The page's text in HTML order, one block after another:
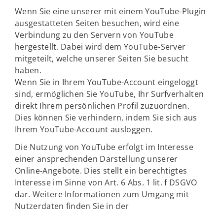
Wenn Sie eine unserer mit einem YouTube-Plugin
ausgestatteten Seiten besuchen, wird eine
Verbindung zu den Servern von YouTube
hergestellt. Dabei wird dem YouTube-Server
mitgeteilt, welche unserer Seiten Sie besucht
haben.
Wenn Sie in Ihrem YouTube-Account eingeloggt
sind, ermöglichen Sie YouTube, Ihr Surfverhalten
direkt Ihrem persönlichen Profil zuzuordnen.
Dies können Sie verhindern, indem Sie sich aus
Ihrem YouTube-Account ausloggen.
Die Nutzung von YouTube erfolgt im Interesse
einer ansprechenden Darstellung unserer
Online-Angebote. Dies stellt ein berechtigtes
Interesse im Sinne von Art. 6 Abs. 1 lit. f DSGVO
dar. Weitere Informationen zum Umgang mit
Nutzerdaten finden Sie in der